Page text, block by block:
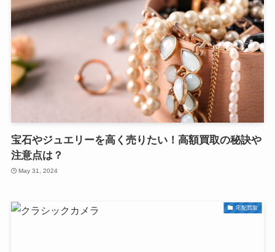
宝石やジュエリーを高く売りたい！高額買取の秘訣や
注意点は？
May 31, 2024
宅配買取